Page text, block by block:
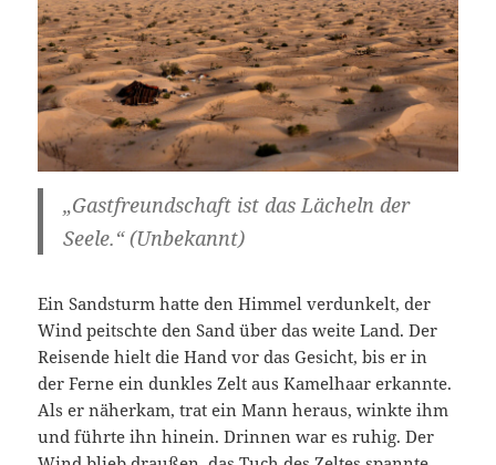
„Gastfreundschaft ist das Lächeln der
Seele.“ (Unbekannt)
Ein Sandsturm hatte den Himmel verdunkelt, der
Wind peitschte den Sand über das weite Land. Der
Reisende hielt die Hand vor das Gesicht, bis er in
der Ferne ein dunkles Zelt aus Kamelhaar erkannte.
Als er näherkam, trat ein Mann heraus, winkte ihm
und führte ihn hinein. Drinnen war es ruhig. Der